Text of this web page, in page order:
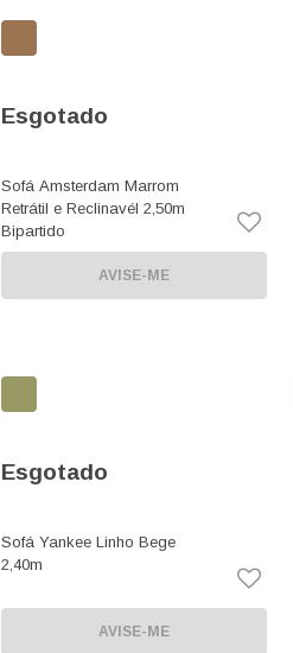
Esgotado
Sofá Amsterdam Marrom
Retrátil e Reclinavél 2,50m
Bipartido
AVISE-ME
Esgotado
Sofá Yankee Linho Bege
2,40m
AVISE-ME